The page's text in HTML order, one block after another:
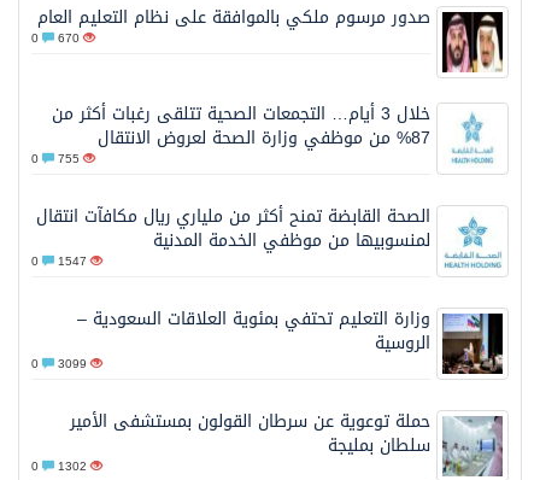
صدور مرسوم ملكي بالموافقة على نظام التعليم العام
670
خلال 3 أيام… التجمعات الصحية تتلقى رغبات أكثر من
87% من موظفي وزارة الصحة لعروض الانتقال
755
الصحة القابضة تمنح أكثر من ملياري ريال مكافآت انتقال
لمنسوبيها من موظفي الخدمة المدنية
1547
وزارة التعليم تحتفي بمئوية العلاقات السعودية –
الروسية
3099
حملة توعوية عن سرطان القولون بمستشفى الأمير
سلطان بمليجة
1302